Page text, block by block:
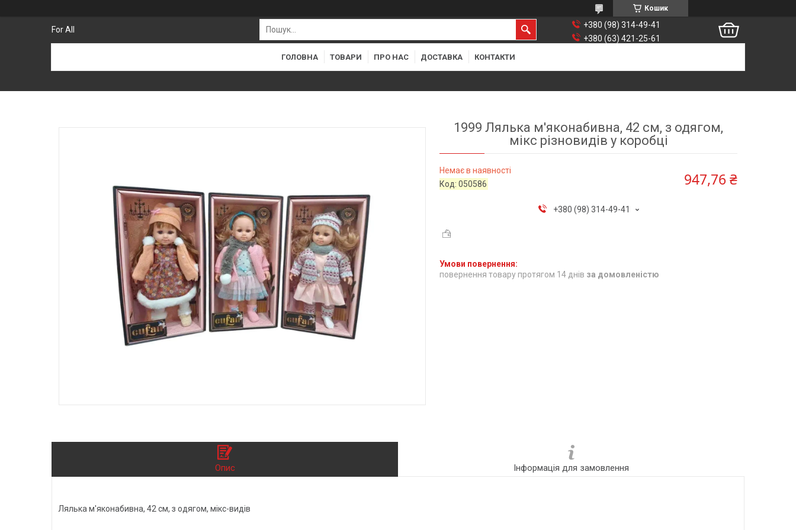
Кошик
For All
+380 (98) 314-49-41
+380 (63) 421-25-61
ГОЛОВНА ТОВАРИ ПРО НАС ДОСТАВКА КОНТАКТИ
1999 Лялька м'яконабивна, 42 см, з одягом,
мікс різновидів у коробці
Немає в наявності
Код:050586 947,76 ₴
+380 (98) 314-49-41
повернення товару протягом 14 днів за домовленістю
Опис Інформація для замовлення
Лялька м'яконабивна, 42 см, з одягом, мікс-видів